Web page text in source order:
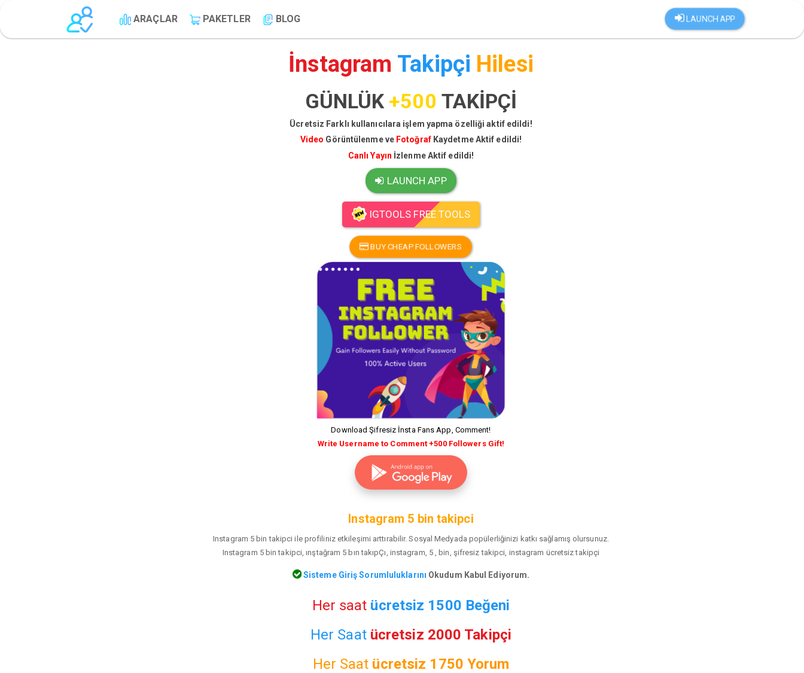
LAUNCH APP
ARAÇLAR PAKETLER BLOG
İnstagram Takipçi Hilesi
GÜNLÜK +500 TAKİPÇİ
Ücretsiz Farklı kullanıcılara işlem yapma özelliği aktif edildi!
Video Görüntülenme ve Fotoğraf Kaydetme Aktif edildi!
Canlı Yayın İzlenme Aktif edildi!
LAUNCH APP
IGTOOLS FREE TOOLS
BUY CHEAP FOLLOWERS
Download Şifresiz İnsta Fans App, Comment!
Write Username to Comment +500 Followers Gift!
Instagram 5 bin takipci
Instagram 5 bin takipci ile profiliniz etkileşimi arttırabilir. Sosyal Medyada popülerliğinizi katkı sağlamış olursunuz.
Instagram 5 bin takipci, ınştağram 5 bın takıpÇı, instagram, 5 , bin, şifresiz takipci, instagram ücretsiz takipçi
Sisteme Giriş Sorumluluklarını Okudum Kabul Ediyorum.
Her saat ücretsiz 1500 Beğeni
Her Saat ücretsiz 2000 Takipçi
Her Saat ücretsiz 1750 Yorum